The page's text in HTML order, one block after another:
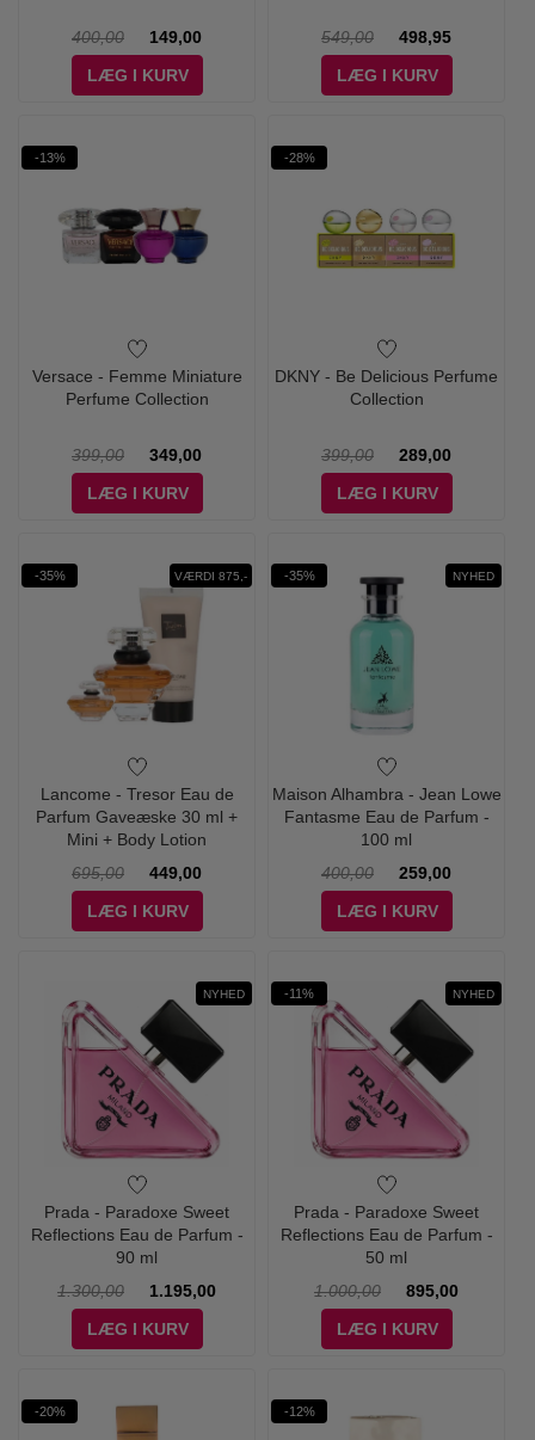
400,00
149,00
LÆG I KURV
549,00
498,95
LÆG I KURV
-13%
Versace - Femme Miniature
Perfume Collection
399,00
349,00
LÆG I KURV
-28%
DKNY - Be Delicious Perfume
Collection
399,00
289,00
LÆG I KURV
-35% VÆRDI 875,-
Lancome - Tresor Eau de
Parfum Gaveæske 30 ml +
Mini + Body Lotion
695,00
449,00
LÆG I KURV
-35% NYHED
Maison Alhambra - Jean Lowe
Fantasme Eau de Parfum -
100 ml
400,00
259,00
LÆG I KURV
NYHED
Prada - Paradoxe Sweet
Reflections Eau de Parfum -
90 ml
1.300,00
1.195,00
LÆG I KURV
-11% NYHED
Prada - Paradoxe Sweet
Reflections Eau de Parfum -
50 ml
1.000,00
895,00
LÆG I KURV
-20% -12%